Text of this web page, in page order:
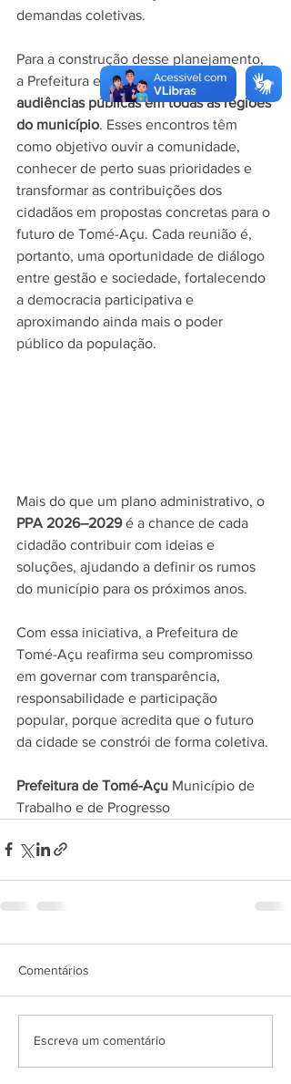
demandas coletivas.
Para a construção desse planejamento,
a Prefeitura está promovendo
audiências públicas em todas as regiões
do município. Esses encontros têm
como objetivo ouvir a comunidade,
conhecer de perto suas prioridades e
transformar as contribuições dos
cidadãos em propostas concretas para o
futuro de Tomé-Açu. Cada reunião é,
portanto, uma oportunidade de diálogo
entre gestão e sociedade, fortalecendo
a democracia participativa e
aproximando ainda mais o poder
público da população.
Mais do que um plano administrativo, o
PPA 2026–2029 é a chance de cada
cidadão contribuir com ideias e
soluções, ajudando a definir os rumos
do município para os próximos anos.
Com essa iniciativa, a Prefeitura de
Tomé-Açu reafirma seu compromisso
em governar com transparência,
responsabilidade e participação
popular, porque acredita que o futuro
da cidade se constrói de forma coletiva.
Prefeitura de Tomé-Açu Município de
Trabalho e de Progresso
Comentários
Escreva um comentário